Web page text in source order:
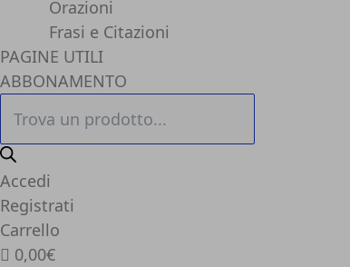
Orazioni
Frasi e Citazioni
PAGINE UTILI
ABBONAMENTO
Accedi
Registrati
Carrello
0,00€